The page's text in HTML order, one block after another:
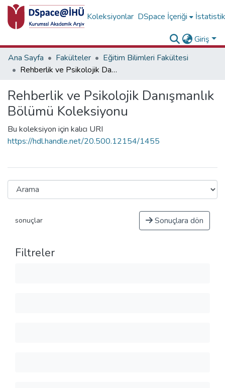
Koleksiyonlar DSpace İçeriği
Giriş
Ana Sayfa
Fakülteler
Eğitim Bilimleri Fakültesi
Rehberlik ve Psikolojik Danışmanlık Bölümü Koleksiyonu
Rehberlik ve Psikolojik Danışmanlık
Bölümü Koleksiyonu
Bu koleksiyon için kalıcı URI
https://hdl.handle.net/20.500.12154/1455
sonuçlar Sonuçlara dön
Filtreler